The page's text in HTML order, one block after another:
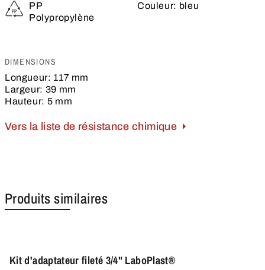
PP
Polypropylène
Couleur: bleu
DIMENSIONS
Longueur: 117 mm
Largeur: 39 mm
Hauteur: 5 mm
Vers la liste de résistance chimique
Produits similaires
Kit d'adaptateur fileté 3/4" LaboPlast®